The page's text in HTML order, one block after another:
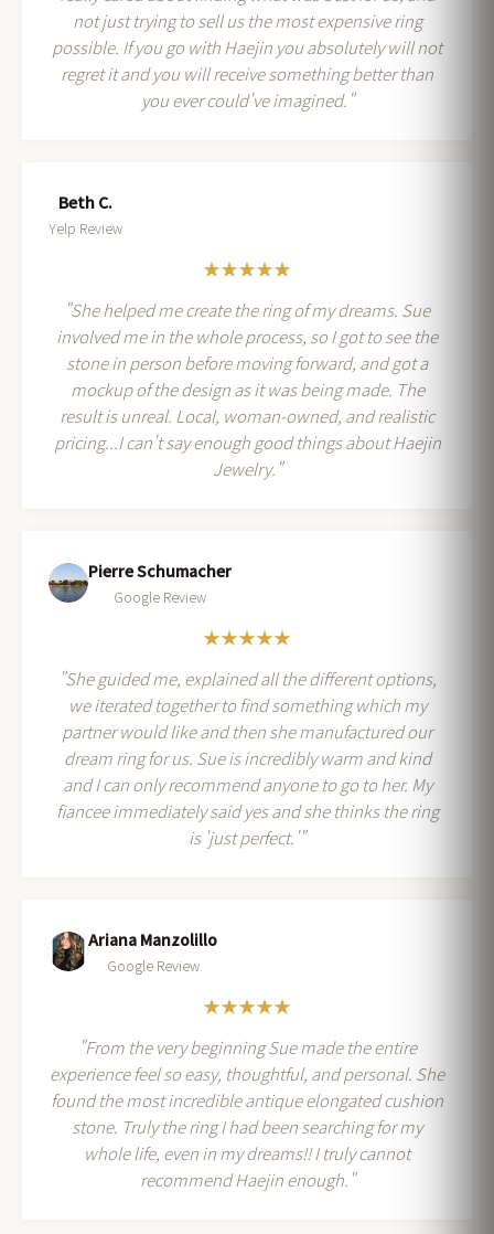
not just trying to sell us the most expensive ring
possible. If you go with Haejin you absolutely will not
regret it and you will receive something better than
you ever could've imagined."
Beth C.
Yelp Review
★★★★★
"She helped me create the ring of my dreams. Sue
involved me in the whole process, so I got to see the
stone in person before moving forward, and got a
mockup of the design as it was being made. The
result is unreal. Local, woman-owned, and realistic
pricing...I can't say enough good things about Haejin
Jewelry."
Pierre Schumacher
Google Review
★★★★★
"She guided me, explained all the different options,
we iterated together to find something which my
partner would like and then she manufactured our
dream ring for us. Sue is incredibly warm and kind
and I can only recommend anyone to go to her. My
fiancee immediately said yes and she thinks the ring
is 'just perfect.'"
Ariana Manzolillo
Google Review
★★★★★
"From the very beginning Sue made the entire
experience feel so easy, thoughtful, and personal. She
found the most incredible antique elongated cushion
stone. Truly the ring I had been searching for my
whole life, even in my dreams!! I truly cannot
recommend Haejin enough."